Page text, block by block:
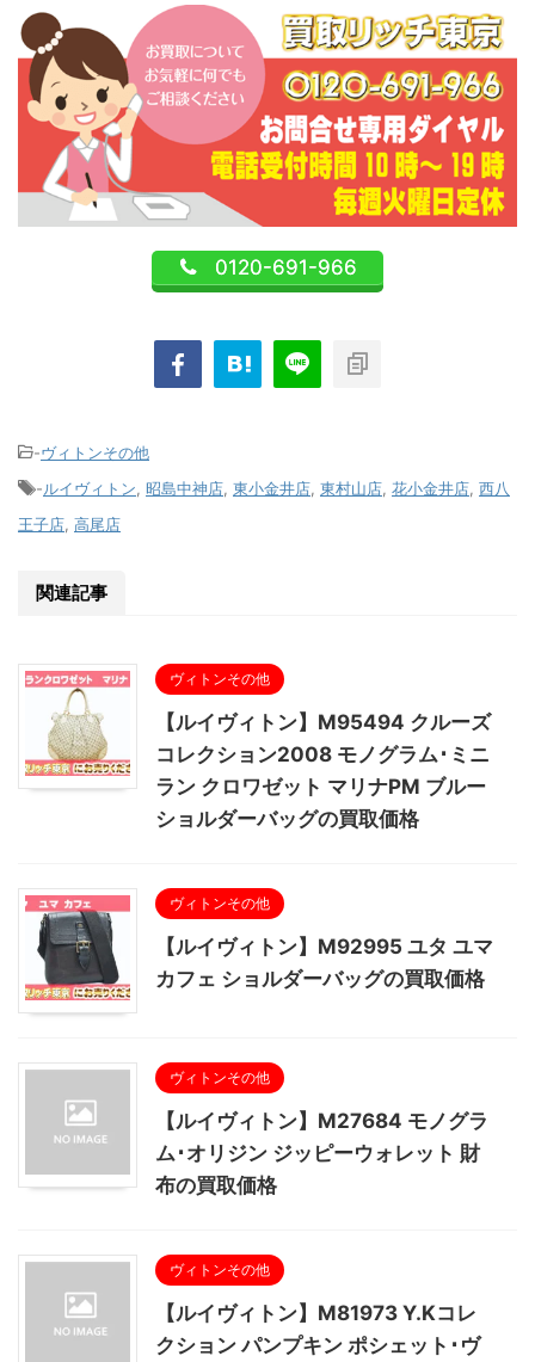
0120-691-966
-ヴィトンその他
-ルイヴィトン, 昭島中神店, 東小金井店, 東村山店, 花小金井店, 西八
王子店, 高尾店
関連記事
ヴィトンその他
【ルイヴィトン】M95494 クルーズ
コレクション2008 モノグラム･ミニ
ラン クロワゼット マリナPM ブルー
ショルダーバッグの買取価格
ヴィトンその他
【ルイヴィトン】M92995 ユタ ユマ
カフェ ショルダーバッグの買取価格
ヴィトンその他
【ルイヴィトン】M27684 モノグラ
ム･オリジン ジッピーウォレット 財
布の買取価格
ヴィトンその他
【ルイヴィトン】M81973 Y.Kコレ
クション パンプキン ポシェット･ヴ